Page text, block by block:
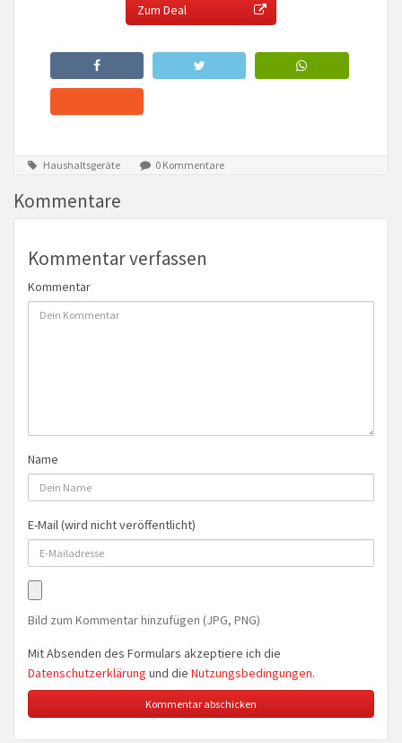
Zum Deal
Haushaltsgeräte 0 Kommentare
Kommentare
Kommentar verfassen
Kommentar
Name
E-Mail (wird nicht veröffentlicht)
Bild zum Kommentar hinzufügen (JPG, PNG)
Mit Absenden des Formulars akzeptiere ich die
Datenschutzerklärung und die Nutzungsbedingungen.